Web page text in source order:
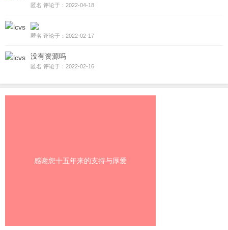
匿名 评论于：2022-04-18
匿名 评论于：2022-02-17
没有资源吗
匿名 评论于：2022-02-16
感谢您十五年来的支持与厚爱